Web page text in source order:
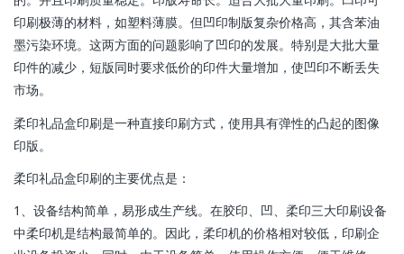
印刷极薄的材料，如塑料薄膜。但凹印制版复杂价格高，其含苯油
墨污染环境。这两方面的问题影响了凹印的发展。特别是大批大量
印件的减少，短版同时要求低价的印件大量增加，使凹印不断丢失
市场。
柔印礼品盒印刷是一种直接印刷方式，使用具有弹性的凸起的图像
印版。
柔印礼品盒印刷的主要优点是：
1、设备结构简单，易形成生产线。在胶印、凹、柔印三大印刷设备
中柔印机是结构最简单的。因此，柔印机的价格相对较低，印刷企